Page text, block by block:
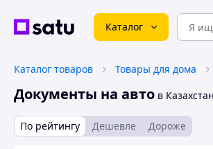
Каталог
Каталог товаров Товары для дома
Документы на авто в
По рейтингу Дешевле Дороже